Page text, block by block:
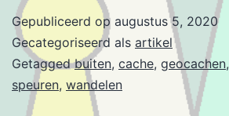
Gepubliceerd op augustus 5, 2020
Gecategoriseerd als artikel
Getaggedbuiten, cache, geocachen,
speuren, wandelen